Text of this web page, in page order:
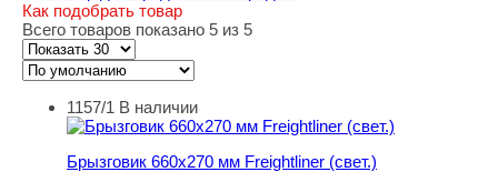
Как подобрать товар
Всего товаров показано 5 из 5
Брызговик 660х270 мм Freightliner (свет.)
1157/1 В наличии
Брызговик 660х270 мм Freightliner (свет.)